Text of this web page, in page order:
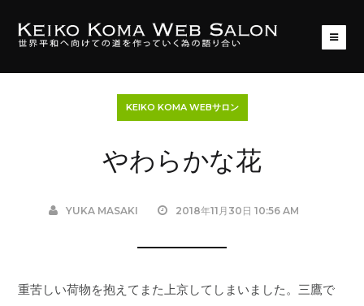
KEIKO KOMA WEBサロン
やわらかな花
YUKA MASAKI 2018年11月30日 10:56 AM
重苦しい荷物を抱えてまた上京してしまいました。三鷹で